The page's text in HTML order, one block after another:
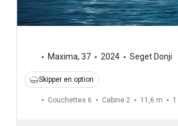
Maxima, 37 2024 Seget Donji
Skipper en option
Couchettes 6 Cabine 2 11,6 m 1